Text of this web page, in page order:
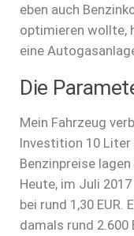
eben auch
optimieren wollte,
eine
Die
Mein Fahrzeug
Investition 10 Liter
Benzinpreise lagen
Heute, im Juli
bei rund 1,30
damals rund 2.600